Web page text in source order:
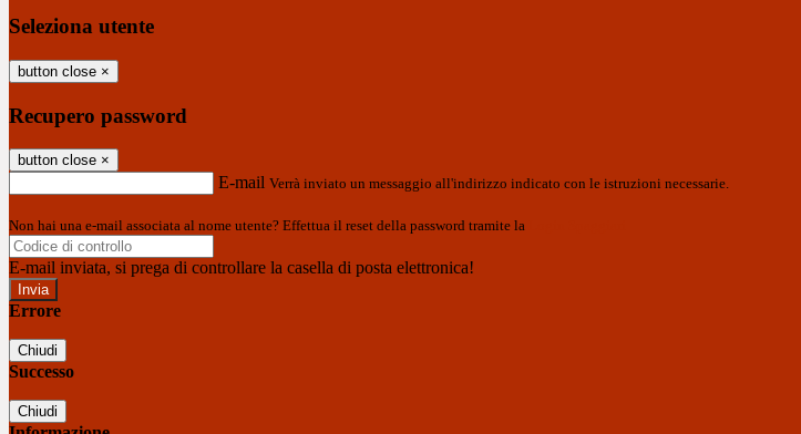
Seleziona utente
button close ×
Recupero password
button close ×
E-mail Verrà inviato un messaggio all'indirizzo indicato con le istruzioni necessarie.
Non hai una e-mail associata al nome utente? Effettua il reset della password tramite la
E-mail inviata, si prega di controllare la casella di posta elettronica!
Errore
Chiudi
Successo
Chiudi